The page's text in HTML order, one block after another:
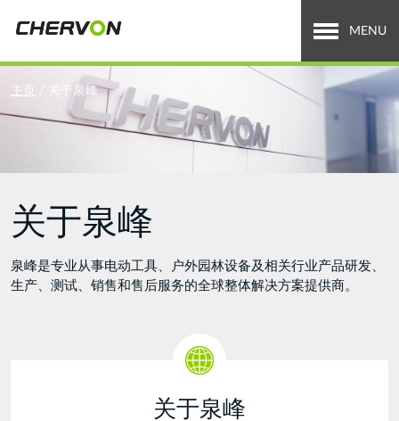
MENU
关于泉峰
全球业务
招贤纳士
新闻中心
You
are
主页 / 关于泉峰
关于泉峰
泉峰是专业从事电动工具、户外园林设备及相关行业产品研发、
生产、测试、销售和售后服务的全球整体解决方案提供商。
关于泉峰